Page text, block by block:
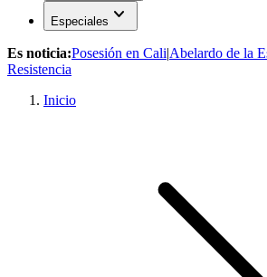
Especiales expand_more
Es noticia:Posesión en Cali|Abelardo de la
Resistencia
Inicio